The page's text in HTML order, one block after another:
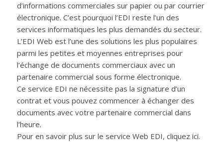
d’informations commerciales sur papier ou par courrier
électronique. C’est pourquoi l’EDI reste l’un des
services informatiques les plus demandés du secteur.
L’EDI Web est l’une des solutions les plus populaires
parmi les petites et moyennes entreprises pour
l’échange de documents commerciaux avec un
partenaire commercial sous forme électronique.
Ce service EDI ne nécessite pas la signature d’un
contrat et vous pouvez commencer à échanger des
documents avec votre partenaire commercial dans
l’heure.
Pour en savoir plus sur le service Web EDI, cliquez ici.